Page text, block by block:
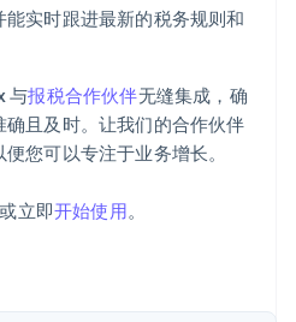
实时跟进最新的税务规则和
与报税合作伙伴无缝集成，确
且及时。让我们的合作伙伴
您可以专注于业务增长。
立即开始使用。